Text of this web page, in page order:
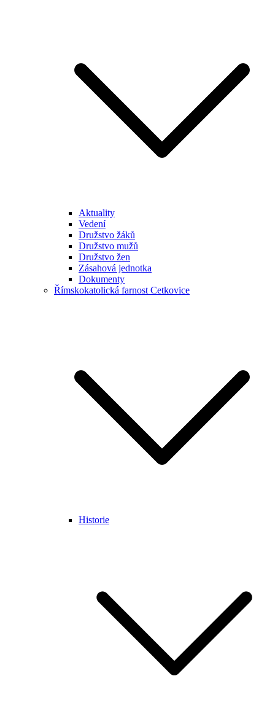
Aktuality
Vedení
Družstvo žáků
Družstvo mužů
Družstvo žen
Zásahová jednotka
Dokumenty
Římskokatolická farnost Cetkovice
Historie